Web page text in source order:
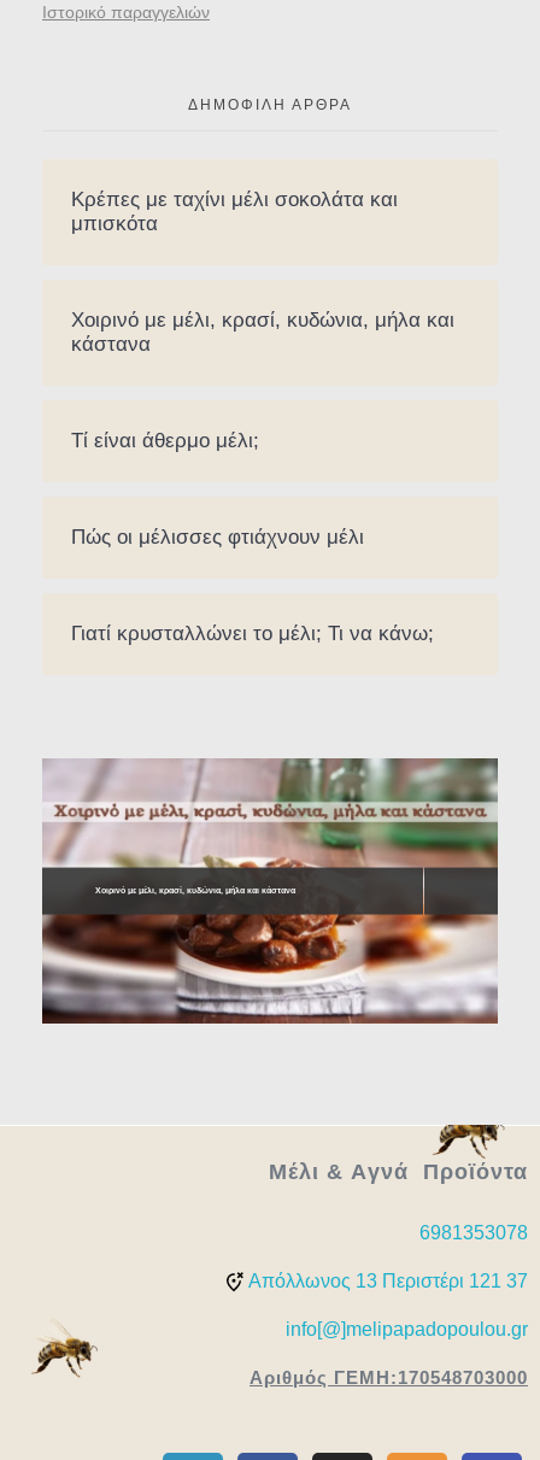
Ιστορικό παραγγελιών
ΔΗΜΟΦΙΛΉ ΆΡΘΡΑ
Κρέπες με ταχίνι μέλι σοκολάτα και
μπισκότα
Χοιρινό με μέλι, κρασί, κυδώνια, μήλα και
κάστανα
Τί είναι άθερμο μέλι;
Πώς οι μέλισσες φτιάχνουν μέλι
Γιατί κρυσταλλώνει το μέλι; Τι να κάνω;
Χοιρινό με μέλι, κρασί, κυδώνια, μήλα και κάστανα
Μέλι & Aγνά Προϊόντα
6981353078
Απόλλωνος 13 Περιστέρι 121 37
info[@]melipapadopoulou.gr
Αριθμός ΓΕΜΗ:170548703000